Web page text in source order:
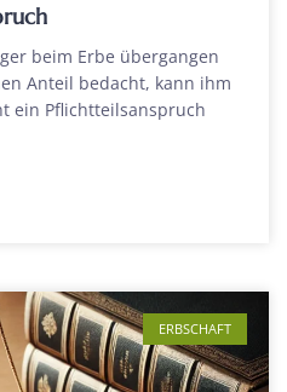
beim Erbe übergangen
Anteil bedacht, kann ihm
ein Pflichtteilsanspruch
ERBSCHAFT